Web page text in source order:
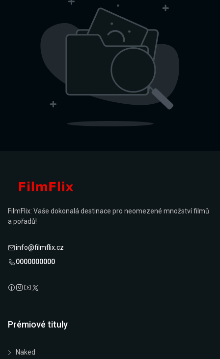
FilmFlix: Vaše dokonalá destinace pro neomezené množství filmů
a pořadů!
info@filmflix.cz
0000000000
Prémiové tituly
Naked